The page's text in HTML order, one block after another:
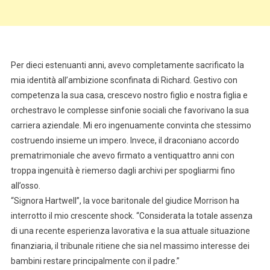
Per dieci estenuanti anni, avevo completamente sacrificato la
mia identità all’ambizione sconfinata di Richard. Gestivo con
competenza la sua casa, crescevo nostro figlio e nostra figlia e
orchestravo le complesse sinfonie sociali che favorivano la sua
carriera aziendale. Mi ero ingenuamente convinta che stessimo
costruendo insieme un impero. Invece, il draconiano accordo
prematrimoniale che avevo firmato a ventiquattro anni con
troppa ingenuità è riemerso dagli archivi per spogliarmi fino
all’osso.
“Signora Hartwell”, la voce baritonale del giudice Morrison ha
interrotto il mio crescente shock. “Considerata la totale assenza
di una recente esperienza lavorativa e la sua attuale situazione
finanziaria, il tribunale ritiene che sia nel massimo interesse dei
bambini restare principalmente con il padre.”